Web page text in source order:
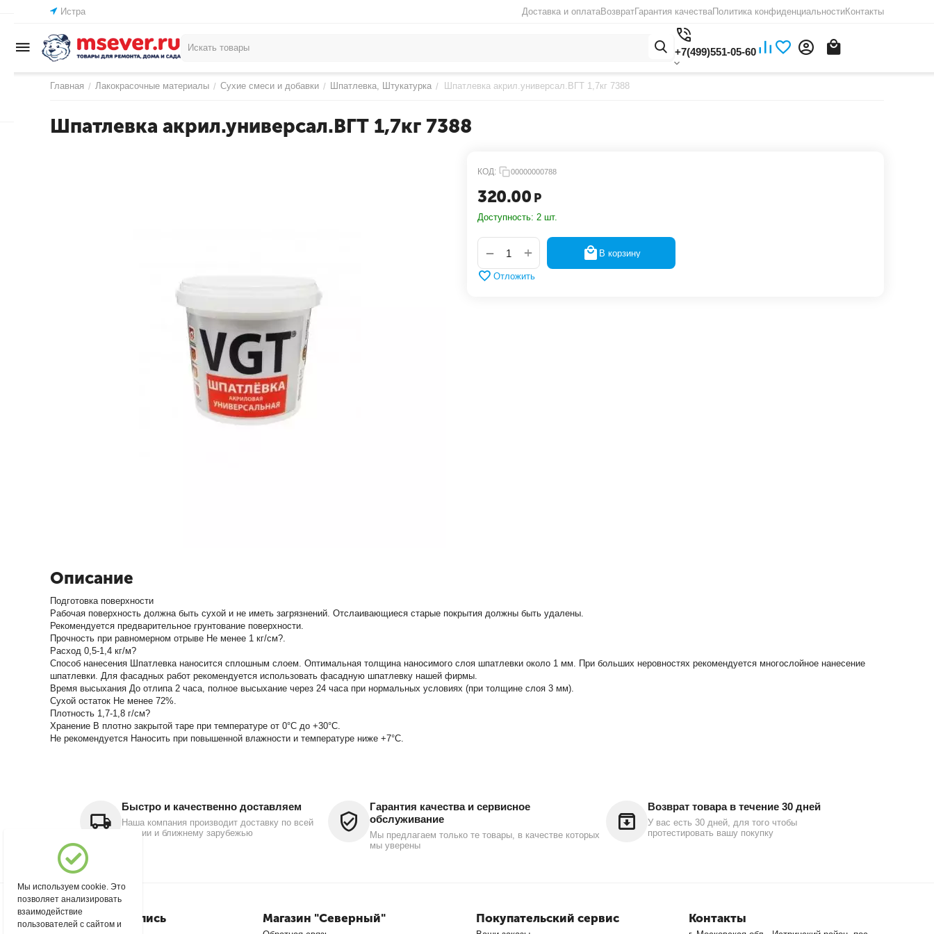
Истра Доставка и оплатаВозвратГарантия качестваПолитика конфиденциальностиКонтакты
+7(499)551-05-60
Главная / Лакокрасочные материалы / Сухие смеси и добавки / Шпатлевка, Штукатурка / Шпатлевка акрил.универсал.ВГТ 1,7кг 7388
Шпатлевка акрил.универсал.ВГТ 1,7кг 7388
КОД: 00000000788
320.00 Р
Доступность: 2 шт.
+
− В корзину
Отложить
Описание
Подготовка поверхности
Рабочая поверхность должна быть сухой и не иметь загрязнений. Отслаивающиеся старые покрытия должны быть удалены.
Рекомендуется предварительное грунтование поверхности.
Прочность при равномерном отрыве Не менее 1 кг/см?.
Расход 0,5-1,4 кг/м?
Способ нанесения Шпатлевка наносится сплошным слоем. Оптимальная толщина наносимого слоя шпатлевки около 1 мм. При больших неровностях рекомендуется многослойное нанесение
шпатлевки. Для фасадных работ рекомендуется использовать фасадную шпатлевку нашей фирмы.
Время высыхания До отлипа 2 часа, полное высыхание через 24 часа при нормальных условиях (при толщине слоя 3 мм).
Сухой остаток Не менее 72%.
Плотность 1,7-1,8 г/см?
Хранение В плотно закрытой таре при температуре от 0°С до +30°С.
Не рекомендуется Наносить при повышенной влажности и температуре ниже +7°С.
Быстро и качественно доставляем
Наша компания производит доставку по всей
России и ближнему зарубежью
Гарантия качества и сервисное
обслуживание
Мы предлагаем только те товары, в качестве которых
мы уверены
Возврат товара в течение 30 дней
У вас есть 30 дней, для того чтобы
протестировать вашу покупку
Моя учетная запись Магазин "Северный" Покупательский сервис Контакты
Мы используем cookie. Это
позволяет анализировать
взаимодействие
пользователей с сайтом и